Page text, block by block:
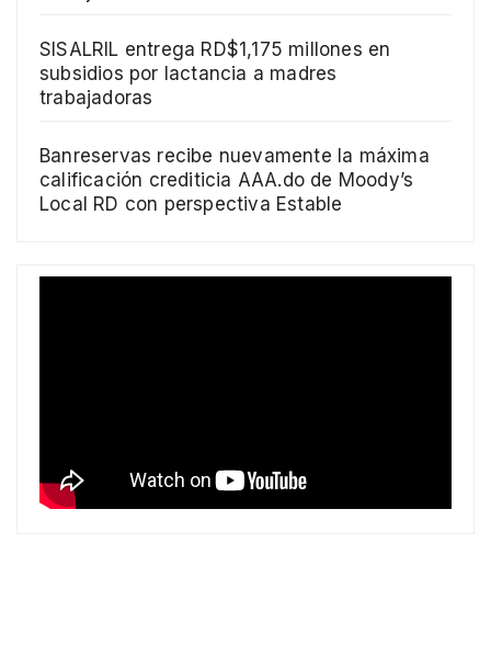
SISALRIL entrega RD$1,175 millones en
subsidios por lactancia a madres
trabajadoras
Banreservas recibe nuevamente la máxima
calificación crediticia AAA.do de Moody’s
Local RD con perspectiva Estable